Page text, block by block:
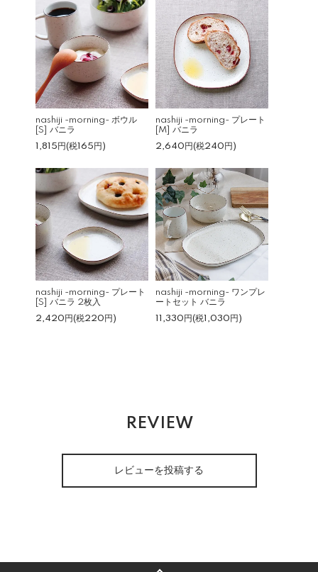
nashiji -morning- ボウル
[S] バニラ
1,815円(税165円)
nashiji -morning- プレート
[M] バニラ
2,640円(税240円)
nashiji -morning- プレート
[S] バニラ 2枚入
2,420円(税220円)
nashiji -morning- ワンプレ
ートセット バニラ
11,330円(税1,030円)
REVIEW
レビューを投稿する